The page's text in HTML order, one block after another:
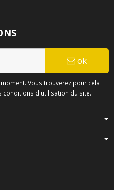
ok
Vous trouverez pour cela
conditions d'utilisation du site.